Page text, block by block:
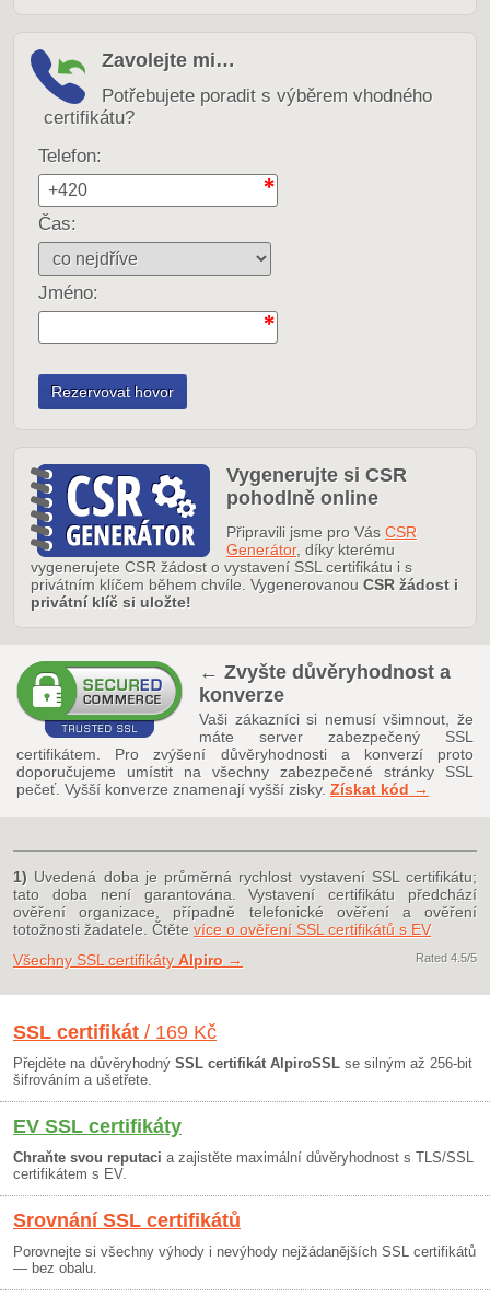
Zavolejte mi…
Potřebujete poradit s výběrem vhodného
certifikátu?
Telefon:
Čas:
Jméno:
Vygenerujte si CSR
pohodlně online
Připravili jsme pro Vás CSR
Generátor, díky kterému
vygenerujete CSR žádost o vystavení SSL certifikátu i s
privátním klíčem během chvíle. Vygenerovanou CSR žádost i
privátní klíč si uložte!
← Zvyšte důvěryhodnost a
konverze
Vaši zákazníci si nemusí všimnout, že
máte server zabezpečený SSL
certifikátem. Pro zvýšení důvěryhodnosti a konverzí proto
doporučujeme umístit na všechny zabezpečené stránky SSL
pečeť. Vyšší konverze znamenají vyšší zisky. Získat kód →
1) Uvedená doba je průměrná rychlost vystavení SSL certifikátu;
tato doba není garantována. Vystavení certifikátu předchází
ověření organizace, případně telefonické ověření a ověření
totožnosti žadatele. Čtěte více o ověření SSL certifikátů s EV
Rated 4.5/5
Všechny SSL certifikátyAlpiro →
SSL certifikát / 169 Kč
Přejděte na důvěryhodný SSL certifikát AlpiroSSL se silným až 256-bit
šifrováním a ušetřete.
EV SSL certifikáty
Chraňte svou reputaci a zajistěte maximální důvěryhodnost s TLS/SSL
certifikátem s EV.
Srovnání SSL certifikátů
Porovnejte si všechny výhody i nevýhody nejžádanějších SSL certifikátů
— bez obalu.